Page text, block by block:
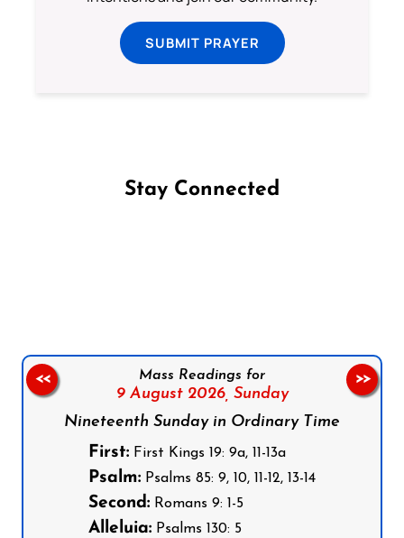
SUBMIT PRAYER
Stay Connected
Mass Readings for
9 August 2026, Sunday
Nineteenth Sunday in Ordinary Time
First: First Kings 19: 9a, 11-13a
Psalm: Psalms 85: 9, 10, 11-12, 13-14
Second: Romans 9: 1-5
Alleluia: Psalms 130: 5
<< >>